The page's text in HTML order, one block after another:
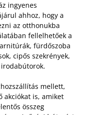
ingyenes
ahhoz, hogy a
az otthonukba
fellelhetőek a
fürdőszoba
cipős szekrények,
mellett,
akciókat is, amiket
összeg